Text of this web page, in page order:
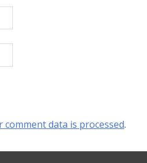
comment data is processed.